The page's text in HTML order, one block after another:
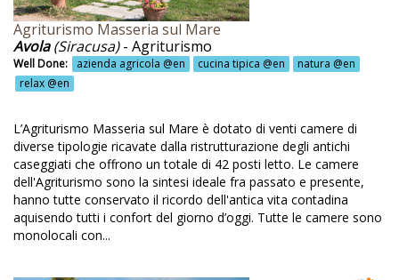
Tenuta @en
@en
@en
@en
medievale @en
giochi @en
giochi bambini @en
Agriturismo Masseria sul Mare
Avola(Siracusa)- Agriturismo
Well Done: azienda agricola @en cucina tipica @en
natura @en
relax @en
L’Agriturismo Masseria sul Mare è dotato di venti camere di
diverse tipologie ricavate dalla ristrutturazione degli antichi
caseggiati che offrono un totale di 42 posti letto. Le camere
dell'Agriturismo sono la sintesi ideale fra passato e presente,
hanno tutte conservato il ricordo dell'antica vita contadina
aquisendo tutti i confort del giorno d’oggi. Tutte le camere sono
monolocali con...